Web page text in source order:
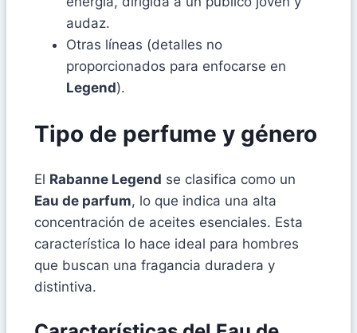
audaz.
Otras líneas (detalles no
proporcionados para enfocarse en
Legend).
Tipo de perfume y género
El Rabanne Legend se clasifica como un
Eau de parfum, lo que indica una alta
concentración de aceites esenciales. Esta
característica lo hace ideal para hombres
que buscan una fragancia duradera y
distintiva.